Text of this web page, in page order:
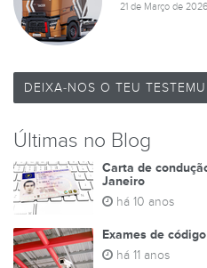
21 de Março de 2026
DEIXA-NOS O TEU
Últimas no Blog
Carta de
Janeiro
há 10 anos
Exames de
há 11 anos